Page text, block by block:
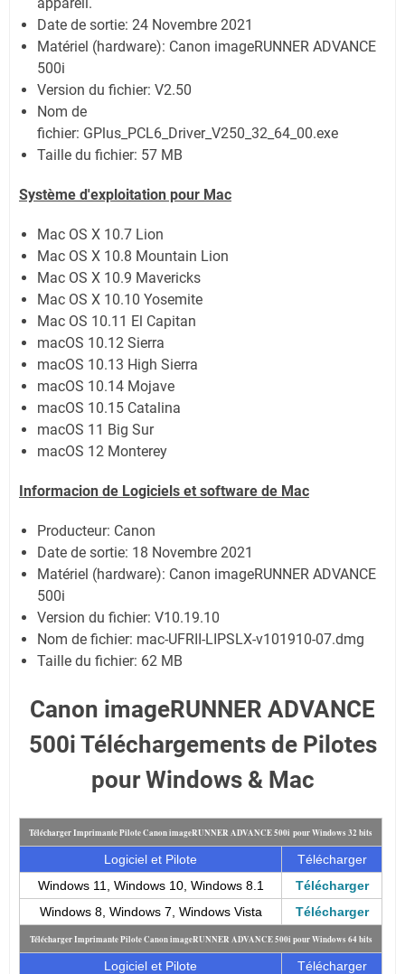
Date de sortie: 24 Novembre 2021
Matériel (hardware): Canon imageRUNNER ADVANCE
500i
Version du fichier: V2.50
Nom de
fichier: GPlus_PCL6_Driver_V250_32_64_00.exe
Taille du fichier: 57 MB
Système d'exploitation pour Mac
Mac OS X 10.7 Lion
Mac OS X 10.8 Mountain Lion
Mac OS X 10.9 Mavericks
Mac OS X 10.10 Yosemite
Mac OS 10.11 El Capitan
macOS 10.12 Sierra
macOS 10.13 High Sierra
macOS 10.14 Mojave
macOS 10.15 Catalina
macOS 11 Big Sur
macOS 12 Monterey
Informacion de Logiciels et software de Mac
Producteur: Canon
Date de sortie: 18 Novembre 2021
Matériel (hardware): Canon imageRUNNER ADVANCE
500i
Version du fichier: V10.19.10
Nom de fichier: mac-UFRII-LIPSLX-v101910-07.dmg
Taille du fichier: 62 MB
Canon imageRUNNER ADVANCE
500i Téléchargements de Pilotes
pour Windows & Mac
Télécharger Imprimante Pilote Canon imageRUNNER ADVANCE 500i pour Windows 32 bits
Logiciel et Pilote
Télécharger
Windows 11, Windows 10, Windows 8.1
Télécharger
Windows 8, Windows 7, Windows Vista
Télécharger
Télécharger Imprimante Pilote Canon imageRUNNER ADVANCE 500i pour Windows 64 bits
Logiciel et Pilote
Télécharger